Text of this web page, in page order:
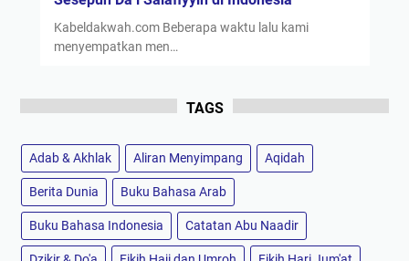
Kabeldakwah.com Beberapa waktu lalu kami
menyempatkan men…
TAGS
Adab & Akhlak Aliran Menyimpang Aqidah
Berita Dunia Buku Bahasa Arab
Buku Bahasa Indonesia Catatan Abu Naadir